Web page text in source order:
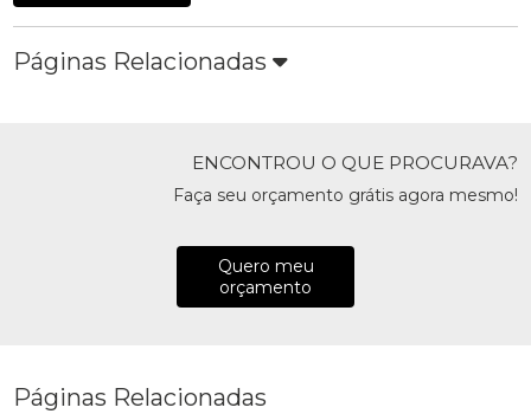
Páginas Relacionadas
ENCONTROU O QUE PROCURAVA?
Faça seu orçamento grátis agora mesmo!
Quero meu
orçamento
Páginas Relacionadas